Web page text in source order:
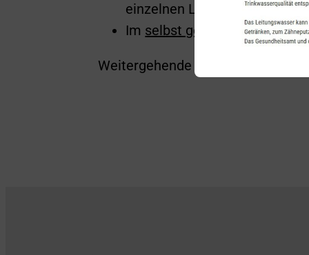
einzelnen
Im selbst genutzten
Weitergehende Informationen: